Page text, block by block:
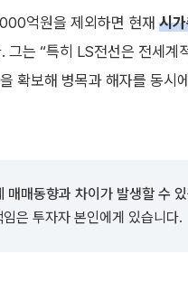
억원을 제외하면 현재 시
는 “특히 LS전선은 전세계
확보해 병목과 해자를 동시
매매동향과 차이가 발생할 수
은 투자자 본인에게 있습니다.